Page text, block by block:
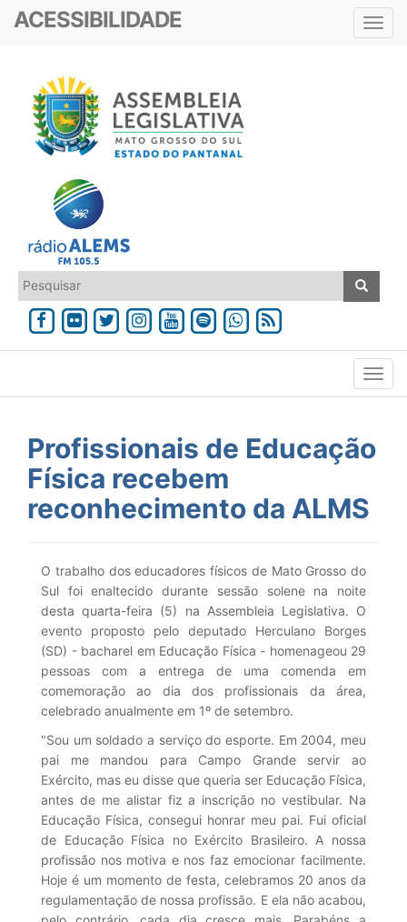
ACESSIBILIDADE
Profissionais de Educação
Física recebem
reconhecimento da ALMS
O trabalho dos educadores físicos de Mato Grosso do
Sul foi enaltecido durante sessão solene na noite
desta quarta-feira (5) na Assembleia Legislativa. O
evento proposto pelo deputado Herculano Borges
(SD) - bacharel em Educação Física - homenageou 29
pessoas com a entrega de uma comenda em
comemoração ao dia dos profissionais da área,
celebrado anualmente em 1º de setembro.
"Sou um soldado a serviço do esporte. Em 2004, meu
pai me mandou para Campo Grande servir ao
Exército, mas eu disse que queria ser Educação Física,
antes de me alistar fiz a inscrição no vestibular. Na
Educação Física, consegui honrar meu pai. Fui oficial
de Educação Física no Exército Brasileiro. A nossa
profissão nos motiva e nos faz emocionar facilmente.
Hoje é um momento de festa, celebramos 20 anos da
regulamentação de nossa profissão. E ela não acabou,